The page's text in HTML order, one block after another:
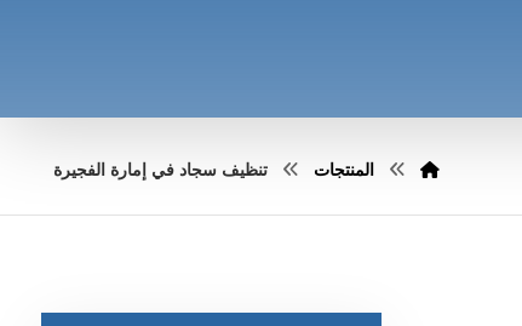
المنتجات تنظيف سجاد في إمارة الفجيرة